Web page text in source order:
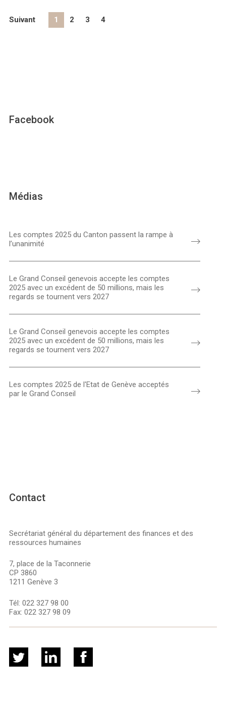
Suivant 1 2 3 4
Facebook
Médias
Les comptes 2025 du Canton passent la rampe à
l’unanimité
Le Grand Conseil genevois accepte les comptes
2025 avec un excédent de 50 millions, mais les
regards se tournent vers 2027
Le Grand Conseil genevois accepte les comptes
2025 avec un excédent de 50 millions, mais les
regards se tournent vers 2027
Les comptes 2025 de l'Etat de Genève acceptés
par le Grand Conseil
Contact
Secrétariat général du département des finances et des
ressources humaines
7, place de la Taconnerie
CP 3860
1211 Genève 3
Tél: 022 327 98 00
Fax: 022 327 98 09